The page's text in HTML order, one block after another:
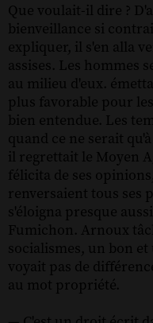
Que voulait-il dire ?
bienveillance si
expliquer, il s'en alla
assises. Les hommes
au milieu d'eux.
plus favorable pour
bien entendue. Les
quand ce ne serait
il regrettait le Moyen
félicita de ses
renversaient tous ses
s'éloigna presque
Fumichon. Arnoux
socialismes, un bon
voyait pas de
au mot propriété.